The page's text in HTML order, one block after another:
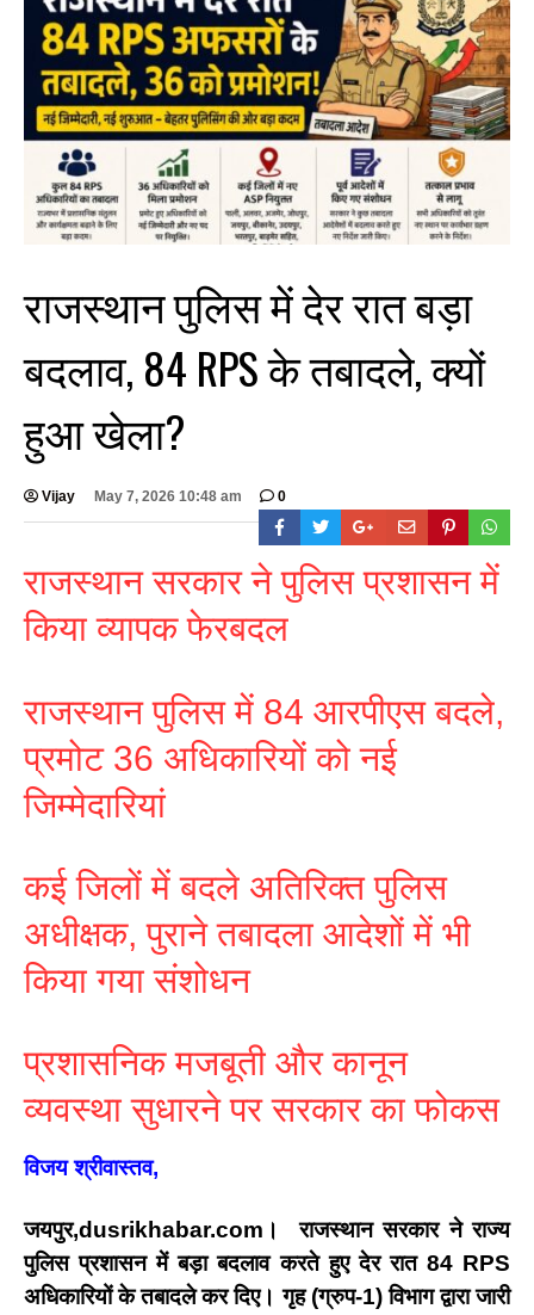
राजस्थान पुलिस में देर रात बड़ा
बदलाव, 84 RPS के तबादले, क्यों
हुआ खेला?
Vijay May 7, 2026 10:48 am 0
राजस्थान सरकार ने पुलिस प्रशासन में
किया व्यापक फेरबदल
राजस्थान पुलिस में 84 आरपीएस बदले,
प्रमोट 36 अधिकारियों को नई
जिम्मेदारियां
कई जिलों में बदले अतिरिक्त पुलिस
अधीक्षक, पुराने तबादला आदेशों में भी
किया गया संशोधन
प्रशासनिक मजबूती और कानून
व्यवस्था सुधारने पर सरकार का फोकस
विजय श्रीवास्तव,
जयपुर,dusrikhabar.com।
राजस्थान सरकार ने राज्य
पुलिस प्रशासन में बड़ा बदलाव करते हुए देर रात 84 RPS
अधिकारियों के तबादलेकर दिए। गृह (ग्रुप-1) विभाग द्वारा जारी